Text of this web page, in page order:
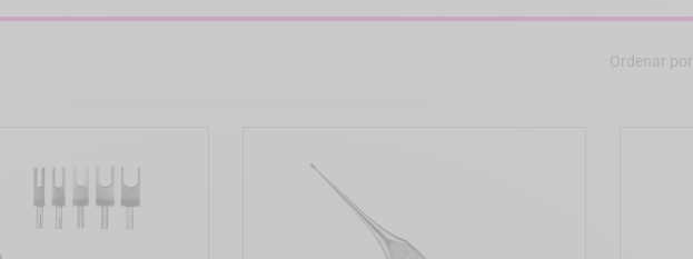
Ordenar por: